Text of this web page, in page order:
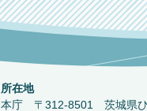
所在地
本庁 〒312-8501 茨城県ひ